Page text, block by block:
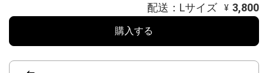
配送：Lサイズ ¥ 3,800
購入する